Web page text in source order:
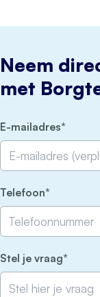
Neem
met
E-mailadres
Telefoon
Stel je vraag